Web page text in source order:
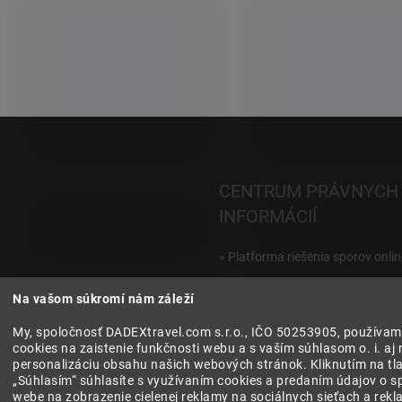
Na vašom súkromí nám záleží
My, spoločnosť DADEXtravel.com s.r.o., IČO 50253905,
cookies na zaistenie funkčnosti webu a s vaším súhlasom o. i. aj
personalizáciu obsahu našich webových stránok. Kliknutím na
„Súhlasím“ súhlasíte s využívaním cookies a predaním údajov o
webe na zobrazenie cielenej reklamy na sociálnych sieťach a
CENTRUM PRÁVNYCH
INFORMÁCIÍ
» Platforma riešenia sporov
» Všeobecné obchodné
» Zásady ochrany osobných